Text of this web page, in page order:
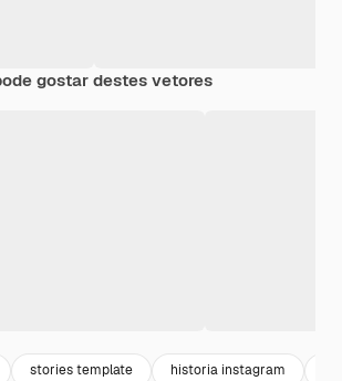
gostar destes vetores
stories template historia instagram